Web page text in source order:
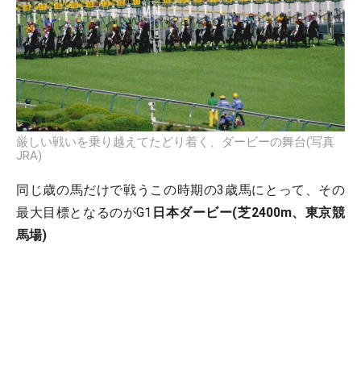
厳しい戦いを乗り越えてたどり着く、ダービーの舞台(写真
JRA)
同じ歳の馬だけで戦うこの時期の3歳馬にとって、その
最大目標となるのがG1 日本ダービー(芝2400m、東京競
馬場)